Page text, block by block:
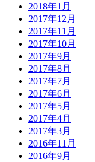
2018年1月
2017年12月
2017年11月
2017年10月
2017年9月
2017年8月
2017年7月
2017年6月
2017年5月
2017年4月
2017年3月
2016年11月
2016年9月